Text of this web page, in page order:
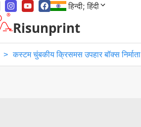
हिन्दी; हिंदी
Risunprint
> कस्टम चुंबकीय क्रिसमस उपहार बॉक्स निर्माता